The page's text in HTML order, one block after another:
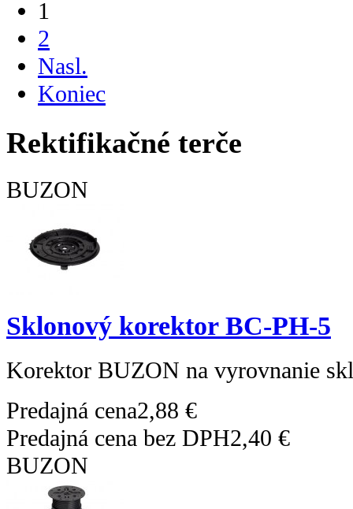
1
2
Nasl.
Koniec
Rektifikačné terče
BUZON
Sklonový korektor BC-PH-5
Korektor BUZON na vyrovnanie
Predajná cena2,88 €
Predajná cena bez DPH2,40 €
BUZON